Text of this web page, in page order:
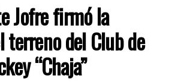
Jofre firmó la
terreno del Club de
“Chaja”